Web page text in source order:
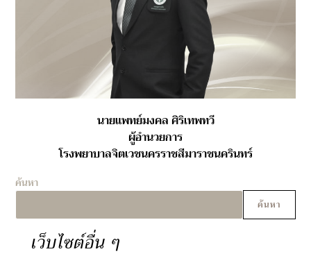
นายแพทย์มงคล ศิริเทพทวี
ผู้อำนวยการ
โรงพยาบาลจิตเวชนครราชสีมาราชนครินทร์
ค้นหา
ค้นหา
เว็บไซต์อื่น ๆ